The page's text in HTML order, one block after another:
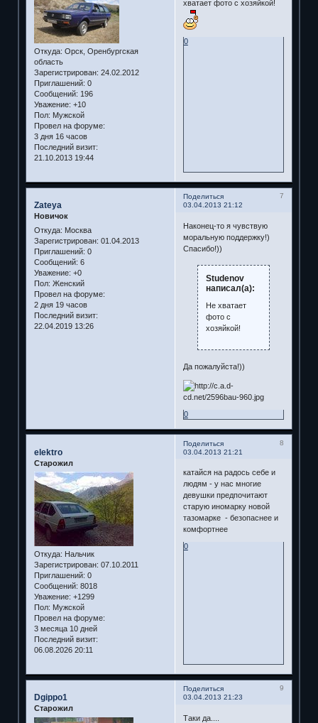
Откуда: Орск, Оренбургская
область
Зарегистрирован: 24.02.2012
Приглашений: 0
Сообщений: 196
Уважение: +10
Пол: Мужской
Провел на форуме:
3 дня 16 часов
Последний визит:
21.10.2013 19:44
хватает фото с хозяйкой!
0
Поделиться
7
03.04.2013 21:12
Zateya
Новичок
Откуда: Москва
Зарегистрирован: 01.04.2013
Приглашений: 0
Сообщений: 6
Уважение: +0
Пол: Женский
Провел на форуме:
2 дня 19 часов
Последний визит:
22.04.2019 13:26
Наконец-то я чувствую
моральную поддержку!)
Спасибо!))
Studenov
написал(а):
Не хватает
фото с
хозяйкой!
Да пожалуйста!))
0
Поделиться
8
03.04.2013 21:21
elektro
Старожил
Откуда: Нальчик
Зарегистрирован: 07.10.2011
Приглашений: 0
Сообщений: 8018
Уважение: +1299
Пол: Мужской
Провел на форуме:
3 месяца 10 дней
Последний визит:
06.08.2026 20:11
катайся на радось себе и
людям - у нас многие
девушки предпочитают
старую иномарку новой
тазомарке - безопаснее и
комфортнее
0
Поделиться
9
03.04.2013 21:23
Dgippo1
Старожил
Таки да....